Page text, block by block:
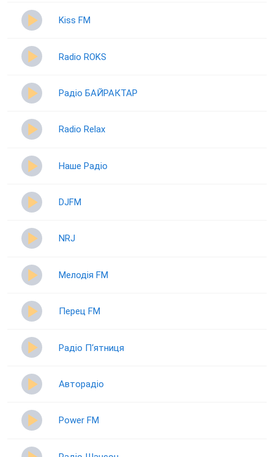
Kiss FM
Radio ROKS
Радіо БАЙРАКТАР
Radio Relax
Наше Радіо
DJFM
NRJ
Мелодія FM
Перец FM
Радіо П‘ятниця
Авторадіо
Power FM